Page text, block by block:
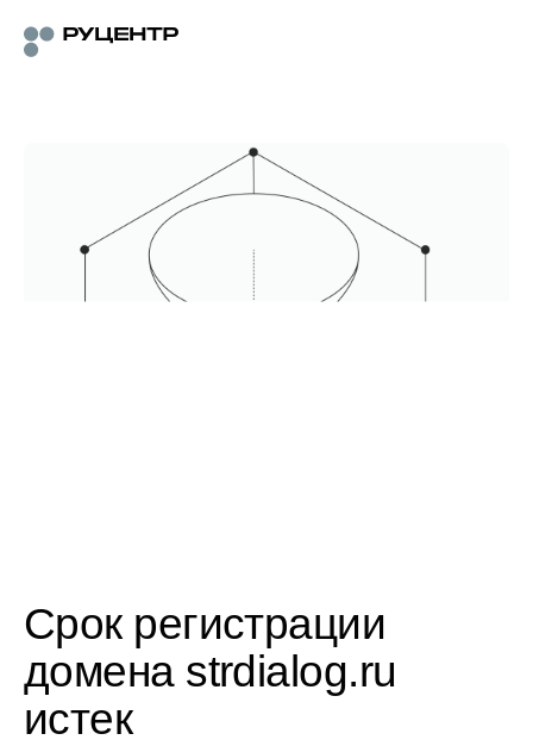
Срок регистрации
домена strdialog.ru
истек